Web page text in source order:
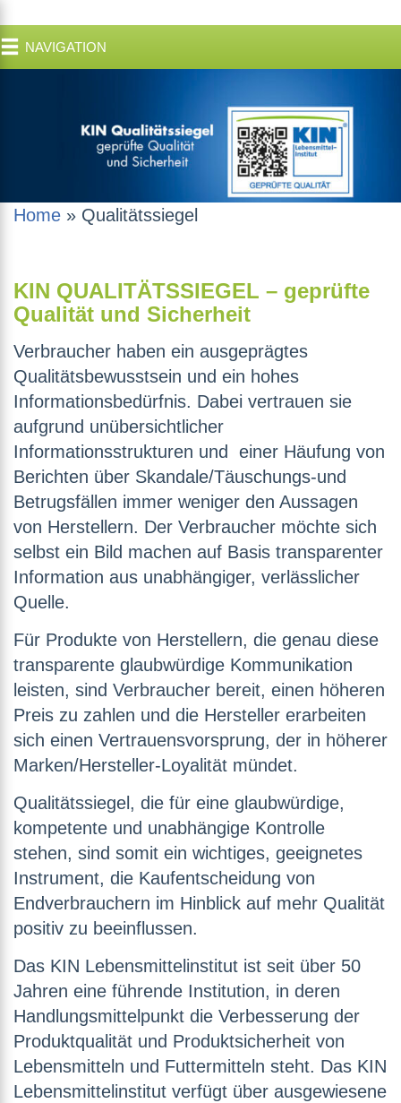
NAVIGATION
Home » Qualitätssiegel
KIN QUALITÄTSSIEGEL – geprüfte
Qualität und Sicherheit
Verbraucher haben ein ausgeprägtes
Qualitätsbewusstsein und ein hohes
Informationsbedürfnis. Dabei vertrauen sie
aufgrund unübersichtlicher
Informationsstrukturen und einer Häufung von
Berichten über Skandale/Täuschungs-und
Betrugsfällen immer weniger den Aussagen
von Herstellern. Der Verbraucher möchte sich
selbst ein Bild machen auf Basis transparenter
Information aus unabhängiger, verlässlicher
Quelle.
Für Produkte von Herstellern, die genau diese
transparente glaubwürdige Kommunikation
leisten, sind Verbraucher bereit, einen höheren
Preis zu zahlen und die Hersteller erarbeiten
sich einen Vertrauensvorsprung, der in höherer
Marken/Hersteller-Loyalität mündet.
Qualitätssiegel, die für eine glaubwürdige,
kompetente und unabhängige Kontrolle
stehen, sind somit ein wichtiges, geeignetes
Instrument, die Kaufentscheidung von
Endverbrauchern im Hinblick auf mehr Qualität
positiv zu beeinflussen.
Das KIN Lebensmittelinstitut ist seit über 50
Jahren eine führende Institution, in deren
Handlungsmittelpunkt die Verbesserung der
Produktqualität und Produktsicherheit von
Lebensmitteln und Futtermitteln steht. Das KIN
Lebensmittelinstitut verfügt über ausgewiesene